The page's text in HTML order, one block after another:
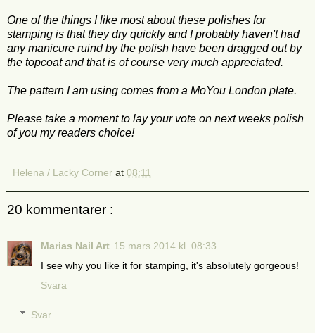
One of the things I like most about these polishes for
stamping is that they dry quickly and I probably haven't had
any manicure ruind by the polish have been dragged out by
the topcoat and that is of course very much appreciated.
The pattern I am using comes from a MoYou London plate.
Please take a moment to lay your vote on next weeks polish
of you my readers choice!
Helena / Lacky Corner at 08:11
20 kommentarer :
Marias Nail Art 15 mars 2014 kl. 08:33
I see why you like it for stamping, it's absolutely gorgeous!
Svara
Svar